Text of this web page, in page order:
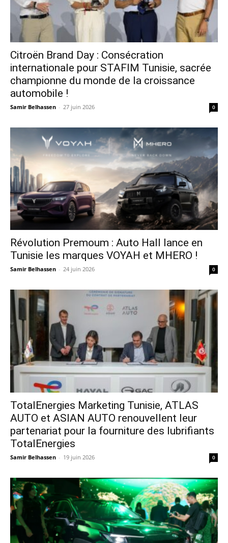
Citroën Brand Day : Consécration
internationale pour STAFIM Tunisie, sacrée
championne du monde de la croissance
automobile !
Samir Belhassen - 27 juin 2026 0
Révolution Premoum : Auto Hall lance en
Tunisie les marques VOYAH et MHERO !
Samir Belhassen - 24 juin 2026 0
TotalEnergies Marketing Tunisie, ATLAS
AUTO et ASIAN AUTO renouvellent leur
partenariat pour la fourniture des lubrifiants
TotalEnergies
Samir Belhassen - 19 juin 2026 0